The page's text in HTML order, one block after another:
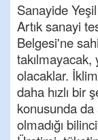
Sanayide
Artık sanayi
Belgesi'ne
olacaklar.
daha hızlı bir
konusunda da
olmadığı